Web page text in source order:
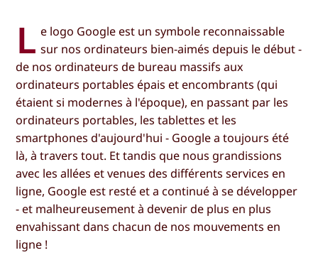
L e logo Google est un symbole reconnaissable
sur nos ordinateurs bien-aimés depuis le début -
de nos ordinateurs de bureau massifs aux
ordinateurs portables épais et encombrants (qui
étaient si modernes à l'époque), en passant par les
ordinateurs portables, les tablettes et les
smartphones d'aujourd'hui - Google a toujours été
là, à travers tout. Et tandis que nous grandissions
avec les allées et venues des différents services en
ligne, Google est resté et a continué à se développer
- et malheureusement à devenir de plus en plus
envahissant dans chacun de nos mouvements en
ligne !